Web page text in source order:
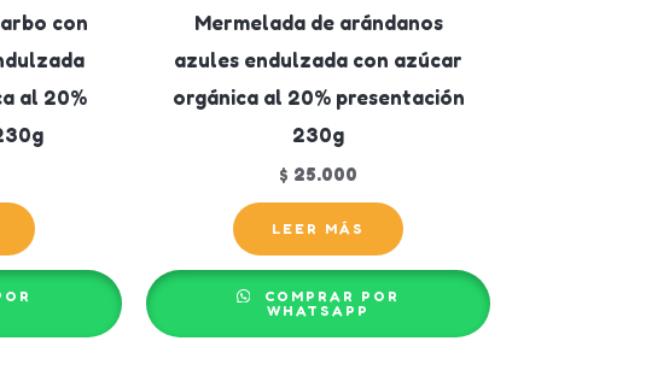
con
al 20%
Mermelada de arándanos
azules endulzada con azúcar
orgánica al 20% presentación
230g
$ 25.000
LEER MÁS
COMPRAR POR
WHATSAPP